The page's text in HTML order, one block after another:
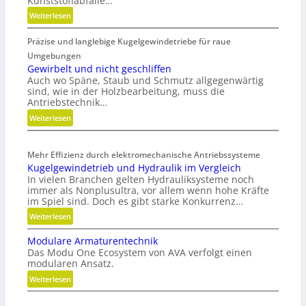
Weiterlesen:
K
u
n
s
t
s
t
o
f
a
b
f
ä
l
l
v
e
r
m
Präzise und langlebige Kugelgewindetriebe für raue
Umgebungen
Gewirbelt und nicht geschliffen
Auch wo Späne, Staub und Schmutz allgegenwärtig
sind, wie in der Holzbearbeitung, muss die
Antriebstechnik…
Weiterlesen:
G
w
i
r
b
e
l
u
n
d
n
Mehr Effizienz durch elektromechanische Antriebssysteme
Kugelgewindetrieb und Hydraulik im Vergleich
In vielen Branchen gelten Hydrauliksysteme noch
immer als Nonplusultra, vor allem wenn hohe Kräfte
im Spiel sind. Doch es gibt starke Konkurrenz…
Weiterlesen:
K
u
g
e
l
g
Modulare Armaturentechnik
Das Modu One Ecosystem von AVA verfolgt einen
modularen Ansatz.
Weiterlesen:
M